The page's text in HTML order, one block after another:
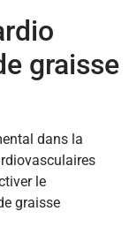
graisse
dans la
le
graisse